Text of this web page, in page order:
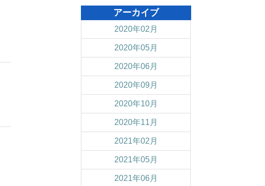
アーカイブ
2020年02月
2020年05月
2020年06月
2020年09月
2020年10月
2020年11月
2021年02月
2021年05月
2021年06月